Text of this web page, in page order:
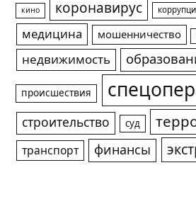
кино коронавирус
медицина
мошенничество
недвижимость
происшествия
строительство суд
транспорт финансы